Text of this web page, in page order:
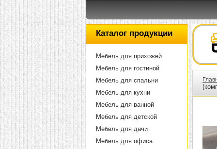
Каталог продукции
Мебель для прихожей
Мебель для гостиной
Мебель для спальни
Мебель для кухни
Мебель для ванной
Мебель для детской
Мебель для дачи
Мебель для офиса